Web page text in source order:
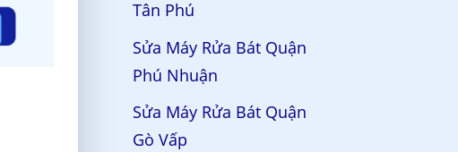
Tân Phú
Sửa Máy Rửa Bát Quận
Phú Nhuận
Sửa Máy Rửa Bát Quận
Gò Vấp